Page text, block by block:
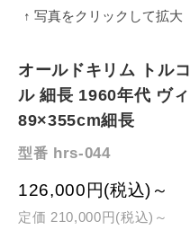
↑ 写真をクリックして拡大
オールドキリム トル
ル 細長 1960年代 ヴ
89×355cm細長
型番 hrs-044
126,000円(税込)～
定価 210,000円(税込)～